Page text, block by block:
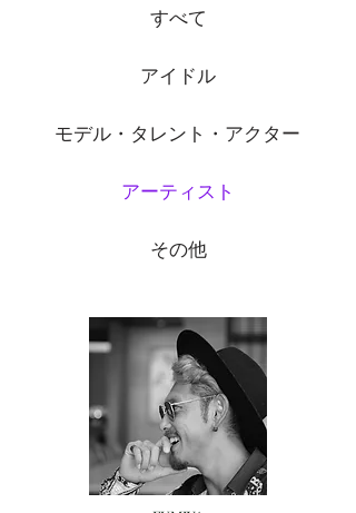
すべて
アイドル
モデル・タレント・アクター
アーティスト
その他